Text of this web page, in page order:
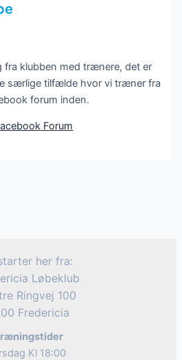
fra klubben med trænere, det er
særlige tilfælde hvor vi træner fra
forum inden.
Forum
her fra:
Løbeklub
Ringvej 100
Fredericia
Kl 18:00